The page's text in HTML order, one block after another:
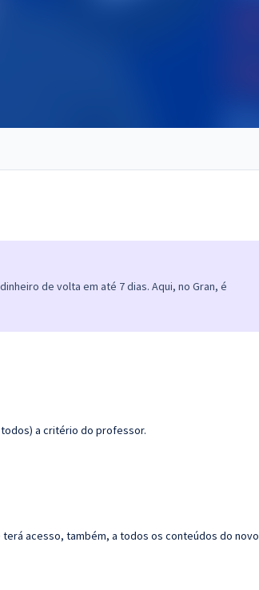
de volta em até 7 dias. Aqui, no Gran, é
a critério do professor.
acesso, também, a todos os conteúdos do novo